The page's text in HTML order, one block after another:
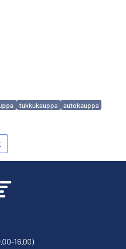
tukkukauppa autokauppa
16.00)